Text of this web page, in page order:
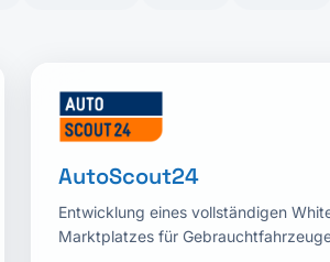
AutoScout24
Entwicklung eines vollständigen
Marktplatzes für